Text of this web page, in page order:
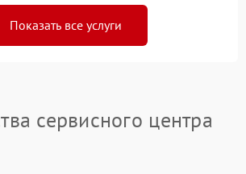
Показать все услуги
сервисного центра